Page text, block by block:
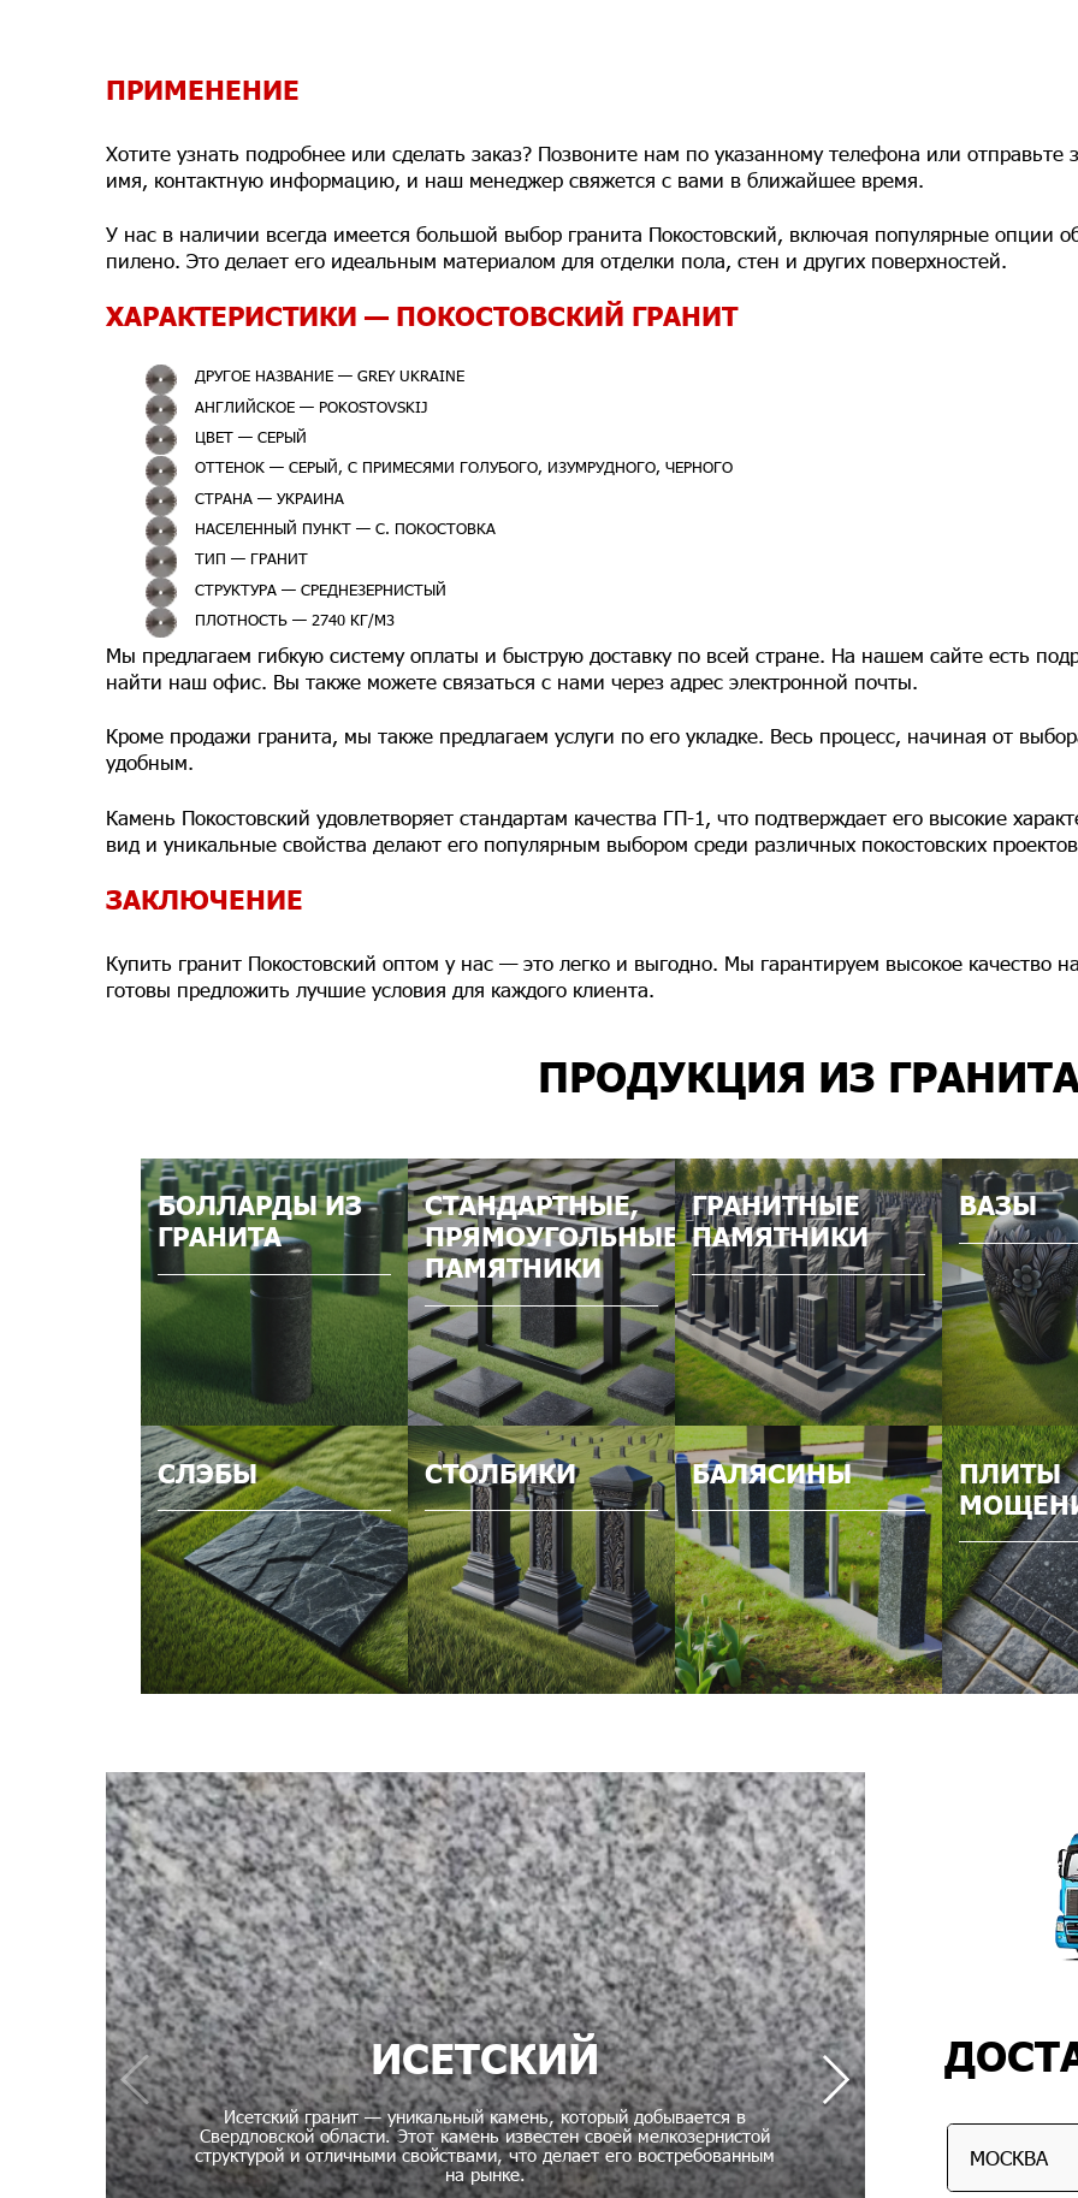
ПРИМЕНЕНИЕ
Хотите узнать подробнее или сделать заказ? Позвоните нам по указанному телефона или
имя, контактную информацию, и наш менеджер свяжется с вами в ближайшее время.
У нас в наличии всегда имеется большой выбор гранита Покостовский, включая популярные опции
пилено. Это делает его идеальным материалом для отделки пола, стен и других поверхностей.
ХАРАКТЕРИСТИКИ — ПОКОСТОВСКИЙ ГРАНИТ
ДРУГОЕ НАЗВАНИЕ — GREY UKRAINE
АНГЛИЙСКОЕ — POKOSTOVSKIJ
ЦВЕТ — СЕРЫЙ
ОТТЕНОК — СЕРЫЙ, С ПРИМЕСЯМИ ГОЛУБОГО, ИЗУМРУДНОГО, ЧЕРНОГО
СТРАНА — УКРАИНА
НАСЕЛЕННЫЙ ПУНКТ — С. ПОКОСТОВКА
ТИП — ГРАНИТ
СТРУКТУРА — СРЕДНЕЗЕРНИСТЫЙ
ПЛОТНОСТЬ — 2740 КГ/М3
Мы предлагаем гибкую систему оплаты и быструю доставку по всей стране. На нашем сайте есть
найти наш офис. Вы также можете связаться с нами через адрес электронной почты.
Кроме продажи гранита, мы также предлагаем услуги по его укладке. Весь процесс, начиная от
удобным.
Камень Покостовский удовлетворяет стандартам качества ГП-1, что подтверждает его высокие
вид и уникальные свойства делают его популярным выбором среди различных покостовских проектов.
ЗАКЛЮЧЕНИЕ
Купить гранит Покостовский оптом у нас — это легко и выгодно. Мы гарантируем высокое качество
готовы предложить лучшие условия для каждого клиента.
ПРОДУКЦИЯ ИЗ
БОЛЛАРДЫ ИЗ
ГРАНИТА
СТАНДАРТНЫЕ,
ПРЯМОУГОЛЬНЫЕ
ПАМЯТНИКИ
ГРАНИТНЫЕ
ПАМЯТНИКИ
ВАЗЫ
СЛЭБЫ СТОЛБИКИ БАЛЯСИНЫ
ПЛИТЫ
ИСЕТСКИЙ
Исетский гранит — уникальный камень, который добывается в
Свердловской области. Этот камень известен своей мелкозернистой
структурой и отличными свойствами, что делает его востребованным
на рынке.
Крупский
внешним
МОСКВА